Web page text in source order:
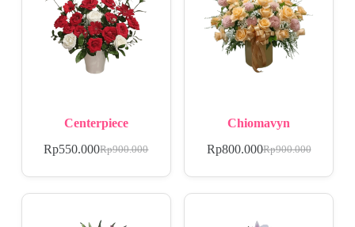
Centerpiece
Rp900.000
Rp550.000
Chiomavyn
Rp900.000
Rp800.000